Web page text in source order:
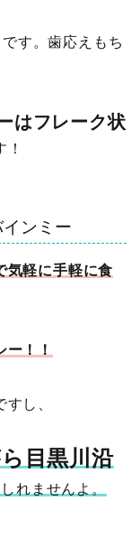
す。歯応えもち
はフレーク状
ンミー
気軽に手軽に食
！！
し、
目黒川沿
れませんよ。